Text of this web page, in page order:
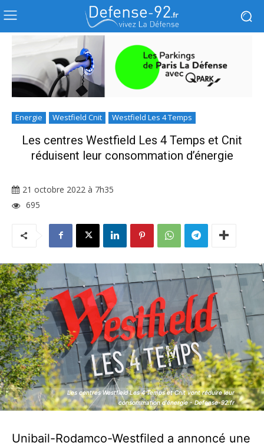
Energie Westfield Cnit Westfield Les 4 Temps
Les centres Westfield Les 4 Temps et Cnit
réduisent leur consommation d’énergie
21 octobre 2022 à 7h35
695
Les centres Westfield Les 4 Temps et Cnit vont réduire leur
consommation d'énergie - Defense-92.fr
Les centres Westfield Les 4 Temps et Cnit vont réduire leur
consommation d'énergie - Defense-92.fr
Unibail-Rodamco-Westfiled a annoncé une